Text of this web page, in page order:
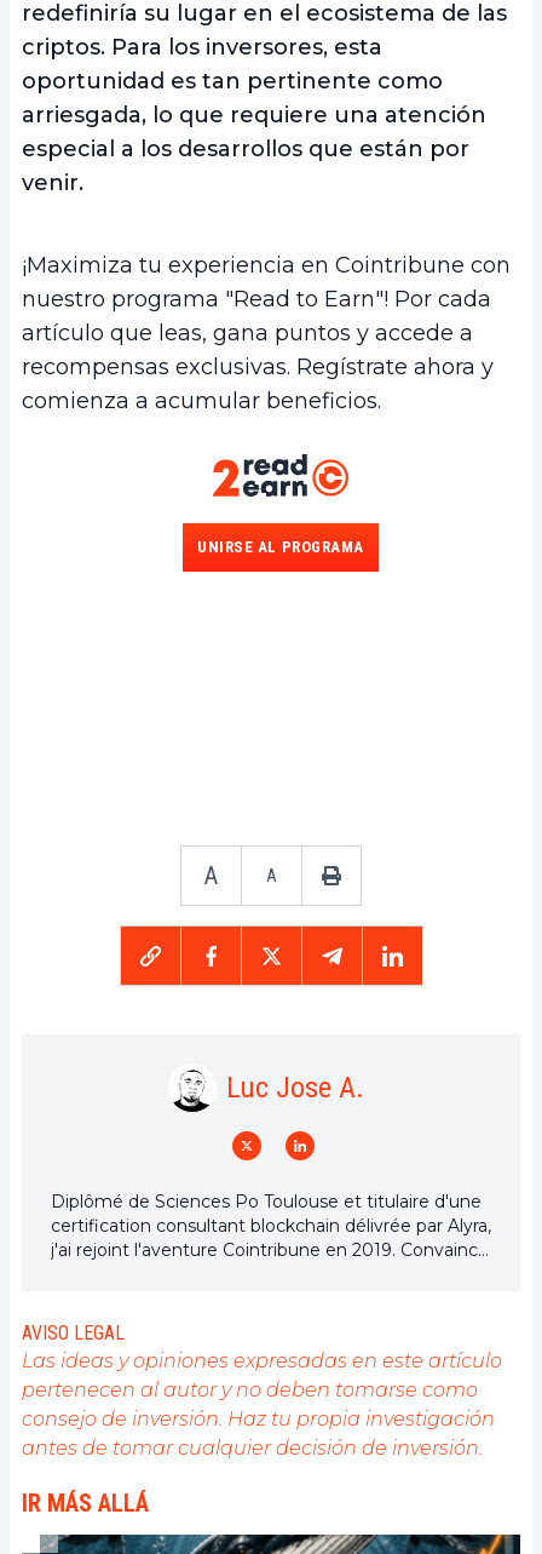
redefiniría su lugar en el ecosistema de las
criptos. Para los inversores, esta
oportunidad es tan pertinente como
arriesgada, lo que requiere una atención
especial a los desarrollos que están por
venir.
¡Maximiza tu experiencia en Cointribune con
nuestro programa "Read to Earn"! Por cada
artículo que leas, gana puntos y accede a
recompensas exclusivas. Regístrate ahora y
comienza a acumular beneficios.
UNIRSE AL PROGRAMA
A A
Luc Jose A.
Diplômé de Sciences Po Toulouse et titulaire d'une
certification consultant blockchain délivrée par Alyra,
j'ai rejoint l'aventure Cointribune en 2019. Convaincu
l'engagement de sensibiliser et d'informer le grand
public sur cet écosystème en constante évolution.
Mon objectif est de permettre à chacun de mieux
comprendre la blockchain et de saisir les
opportunités qu'elle offre. Je m'efforce chaque jour
de fournir une analyse objective de l'actualité, de
dernières innovations technologiques et de mettre
en perspective les enjeux économiques et
sociétaux de cette révolution en marche.
AVISO LEGAL
Las ideas y opiniones expresadas en este artículo
pertenecen al autor y no deben tomarse como
consejo de inversión. Haz tu propia investigación
antes de tomar cualquier decisión de inversión.
IR MÁS ALLÁ